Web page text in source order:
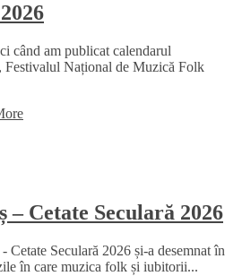
când am publicat calendarul
Național de Muzică Folk
Cetate Seculară 2026
Seculară 2026 și-a desemnat în
în care muzica folk și iubitorii...